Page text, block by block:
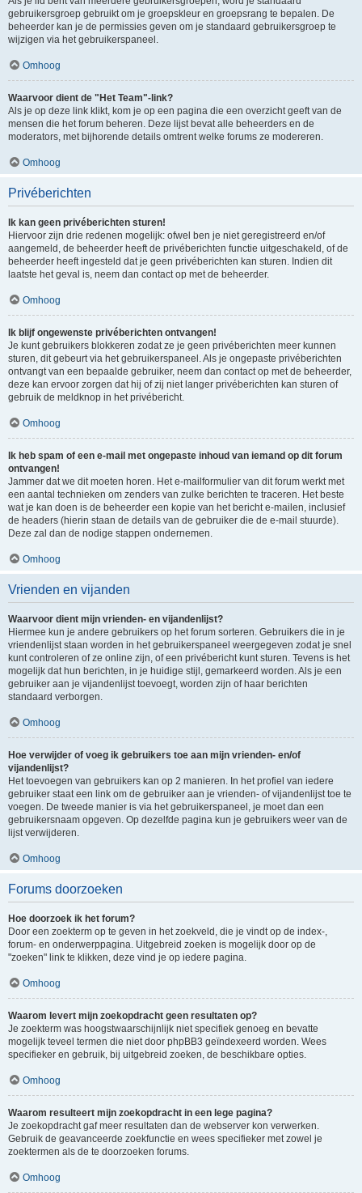
gebruikersgroep gebruikt om je groepskleur en groepsrang te bepalen. De
beheerder kan je de permissies geven om je standaard gebruikersgroep te
wijzigen via het gebruikerspaneel.
Omhoog
Waarvoor dient de "Het Team"-link?
Als je op deze link klikt, kom je op een pagina die een overzicht geeft van de
mensen die het forum beheren. Deze lijst bevat alle beheerders en de
moderators, met bijhorende details omtrent welke forums ze modereren.
Omhoog
Privéberichten
Ik kan geen privéberichten sturen!
Hiervoor zijn drie redenen mogelijk: ofwel ben je niet geregistreerd en/of
aangemeld, de beheerder heeft de privéberichten functie uitgeschakeld, of de
beheerder heeft ingesteld dat je geen privéberichten kan sturen. Indien dit
laatste het geval is, neem dan contact op met de beheerder.
Omhoog
Ik blijf ongewenste privéberichten ontvangen!
Je kunt gebruikers blokkeren zodat ze je geen privéberichten meer kunnen
sturen, dit gebeurt via het gebruikerspaneel. Als je ongepaste privéberichten
ontvangt van een bepaalde gebruiker, neem dan contact op met de beheerder,
deze kan ervoor zorgen dat hij of zij niet langer privéberichten kan sturen of
gebruik de meldknop in het privébericht.
Omhoog
Ik heb spam of een e-mail met ongepaste inhoud van iemand op dit forum
ontvangen!
Jammer dat we dit moeten horen. Het e-mailformulier van dit forum werkt met
een aantal technieken om zenders van zulke berichten te traceren. Het beste
wat je kan doen is de beheerder een kopie van het bericht e-mailen, inclusief
de headers (hierin staan de details van de gebruiker die de e-mail stuurde).
Deze zal dan de nodige stappen ondernemen.
Omhoog
Vrienden en vijanden
Waarvoor dient mijn vrienden- en vijandenlijst?
Hiermee kun je andere gebruikers op het forum sorteren. Gebruikers die in je
vriendenlijst staan worden in het gebruikerspaneel weergegeven zodat je snel
kunt controleren of ze online zijn, of een privébericht kunt sturen. Tevens is het
mogelijk dat hun berichten, in je huidige stijl, gemarkeerd worden. Als je een
gebruiker aan je vijandenlijst toevoegt, worden zijn of haar berichten
standaard verborgen.
Omhoog
Hoe verwijder of voeg ik gebruikers toe aan mijn vrienden- en/of
vijandenlijst?
Het toevoegen van gebruikers kan op 2 manieren. In het profiel van iedere
gebruiker staat een link om de gebruiker aan je vrienden- of vijandenlijst toe te
voegen. De tweede manier is via het gebruikerspaneel, je moet dan een
gebruikersnaam opgeven. Op dezelfde pagina kun je gebruikers weer van de
lijst verwijderen.
Omhoog
Forums doorzoeken
Hoe doorzoek ik het forum?
Door een zoekterm op te geven in het zoekveld, die je vindt op de index-,
forum- en onderwerppagina. Uitgebreid zoeken is mogelijk door op de
"zoeken" link te klikken, deze vind je op iedere pagina.
Omhoog
Waarom levert mijn zoekopdracht geen resultaten op?
Je zoekterm was hoogstwaarschijnlijk niet specifiek genoeg en bevatte
mogelijk teveel termen die niet door phpBB3 geïndexeerd worden. Wees
specifieker en gebruik, bij uitgebreid zoeken, de beschikbare opties.
Omhoog
Waarom resulteert mijn zoekopdracht in een lege pagina?
Je zoekopdracht gaf meer resultaten dan de webserver kon verwerken.
Gebruik de geavanceerde zoekfunctie en wees specifieker met zowel je
zoektermen als de te doorzoeken forums.
Omhoog